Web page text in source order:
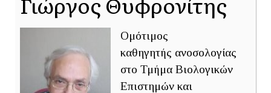
Ομότιμος
καθηγητής ανοσολογίας
στο Τμήμα Βιολογικών
Επιστημών και